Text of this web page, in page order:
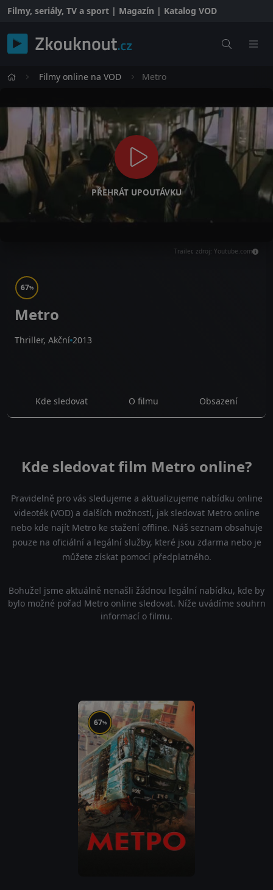
Filmy, seriály, TV a sport | Magazín | Katalog VOD
Filmy online na VOD Metro
PŘEHRÁT UPOUTÁVKU
Trailer, zdroj: Youtube.com
67%
Metro
Thriller, Akční 2013
Kde sledovat O filmu Obsazení
Kde sledovat film Metro online?
Pravidelně pro vás sledujeme a aktualizujeme nabídku online
videoték (VOD) a dalších možností, jak sledovat Metro online
nebo kde najít Metro ke stažení offline. Náš seznam obsahuje
pouze na oficiální a legální služby, které jsou zdarma nebo je
můžete získat pomocí předplatného.
Bohužel jsme aktuálně nenašli žádnou legální nabídku, kde by
bylo možné pořad Metro online sledovat. Níže uvádíme souhrn
informací o filmu.
67%